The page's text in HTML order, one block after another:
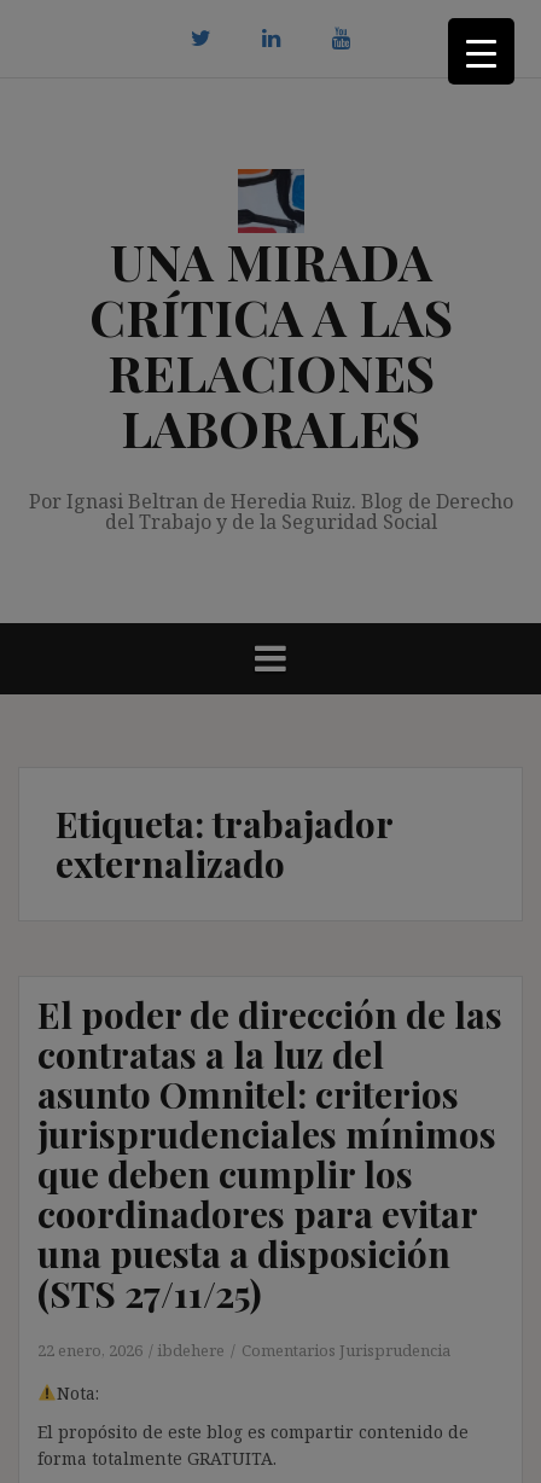
UNA MIRADA
CRÍTICA A LAS
RELACIONES
LABORALES
Por Ignasi Beltran de Heredia Ruiz. Blog de Derecho
del Trabajo y de la Seguridad Social
Etiqueta:trabajador
externalizado
El poder de dirección de las
contratas a la luz del
asunto Omnitel: criterios
jurisprudenciales mínimos
que deben cumplir los
coordinadores para evitar
una puesta a disposición
(STS 27/11/25)
22 enero, 2026 ibdehere Comentarios Jurisprudencia
Nota:
El propósito de este blog es compartir contenido de
forma totalmente GRATUITA.